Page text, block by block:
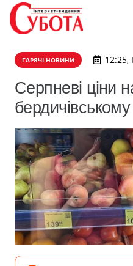
ГАРЯЧІ НОВИНИ 12:25,
Серпневі ціни
бердичівському